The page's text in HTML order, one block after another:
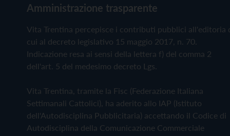
Amministrazione trasparente
Vita Trentina percepisce i contributi pubblici all'editoria
cui al decreto legislativo 15 maggio 2017, n. 70.
Indicazione resa ai sensi della lettera f) del comma 2
dell'art. 5 del medesimo decreto Lgs.
Vita Trentina, tramite la Fisc (Federazione Italiana
Settimanali Cattolici), ha aderito allo IAP (Istituto
dell'Autodisciplina Pubblicitaria) accettando il Codice di
Autodisciplina della Comunicazione Commerciale